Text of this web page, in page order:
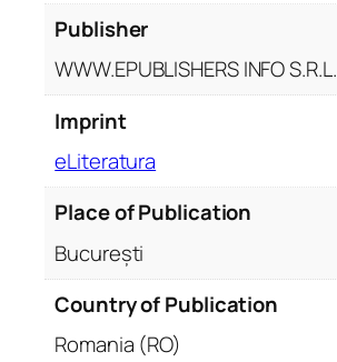
Publisher
WWW.EPUBLISHERS INFO S.R.L.
Imprint
eLiteratura
Place of Publication
București
Country of Publication
Romania (RO)